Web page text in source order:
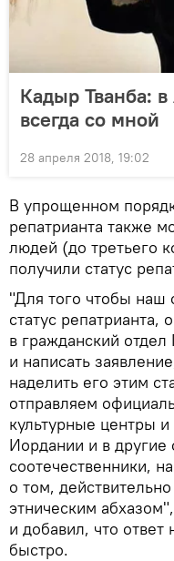
Кадыр Тванба:
всегда со мной
28 апреля 2018, 19:02
В упрощенном
репатрианта также
людей (до третьего
получили статус
"Для того чтобы наш
статус репатрианта,
в гражданский отдел
и написать
наделить его этим
отправляем
культурные центры
Иордании и в
соотечественники,
о том,
этническим
и добавил, что
быстро.